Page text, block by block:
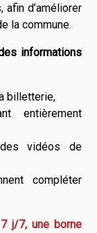
d’améliorer
la commune.
informations
billetterie,
entièrement
vidéos de
compléter
j/7, une borne